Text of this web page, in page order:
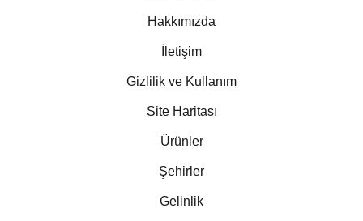
Hakkımızda
İletişim
Gizlilik ve Kullanım
Site Haritası
Ürünler
Şehirler
Gelinlik